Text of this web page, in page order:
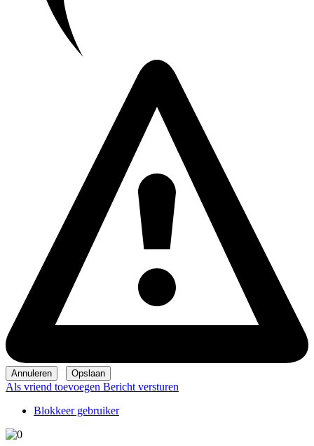
Als vriend toevoegen Bericht versturen
Blokkeer gebruiker